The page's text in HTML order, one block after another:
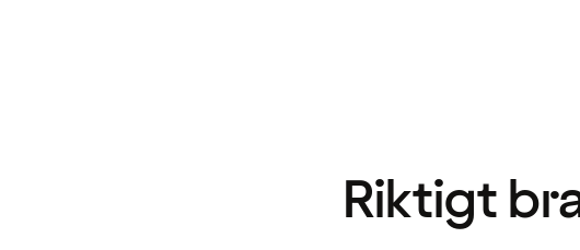
Riktigt